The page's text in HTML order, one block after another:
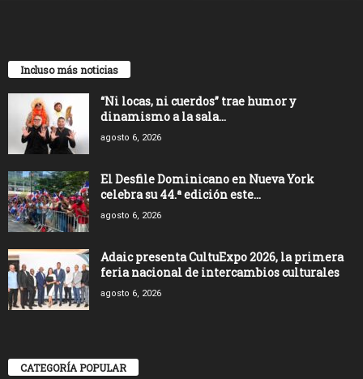
Incluso más noticias
“Ni locas, ni cuerdos” trae humor y
dinamismo a la sala...
agosto 6, 2026
El Desfile Dominicano en Nueva York
celebra su 44.ª edición este...
agosto 6, 2026
Adaic presenta CultuExpo 2026, la primera
feria nacional de intercambios culturales
agosto 6, 2026
CATEGORÍA POPULAR